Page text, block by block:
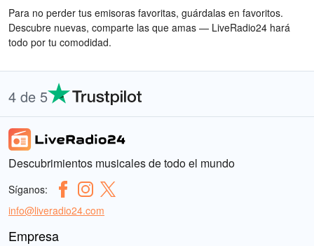
Para no perder tus emisoras favoritas, guárdalas en favoritos.
Descubre nuevas, comparte las que amas — LiveRadio24 hará
todo por tu comodidad.
4 de 5
Descubrimientos musicales de todo el mundo
Síganos:
info@liveradio24.com
Empresa